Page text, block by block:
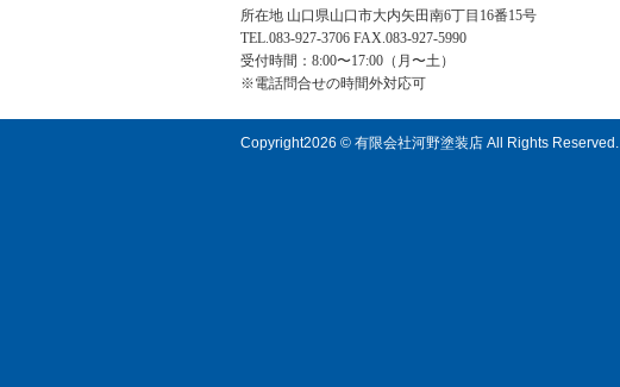
所在地 山口県山口市大内矢田南6丁目16番15号
TEL.083-927-3706 FAX.083-927-5990
受付時間：8:00〜17:00（月〜土）
※電話問合せの時間外対応可
Copyright2026 © 有限会社河野塗装店 All Rights Reserved.